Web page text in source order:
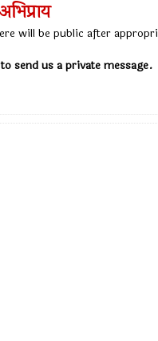
will be public after
to send us a private message.